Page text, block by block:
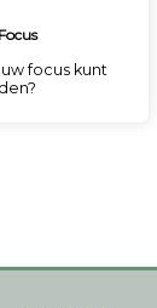
focus kunt